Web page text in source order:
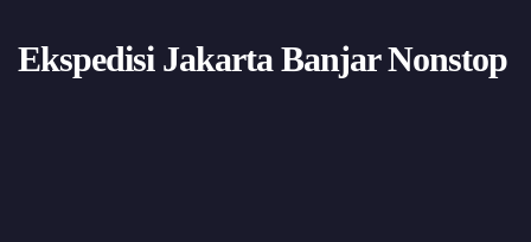
Ekspedisi Jakarta Banjar Nonstop